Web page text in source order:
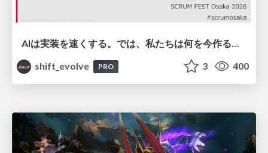
AIは実装を速くする。では、私たちは何を今作るべきか？－立場を越えてリリースに向き合ったチーム開発の実践 / 20260801 Hiromi Nakaya and Naoki Takahashi
shift_evolve
PRO 3 400